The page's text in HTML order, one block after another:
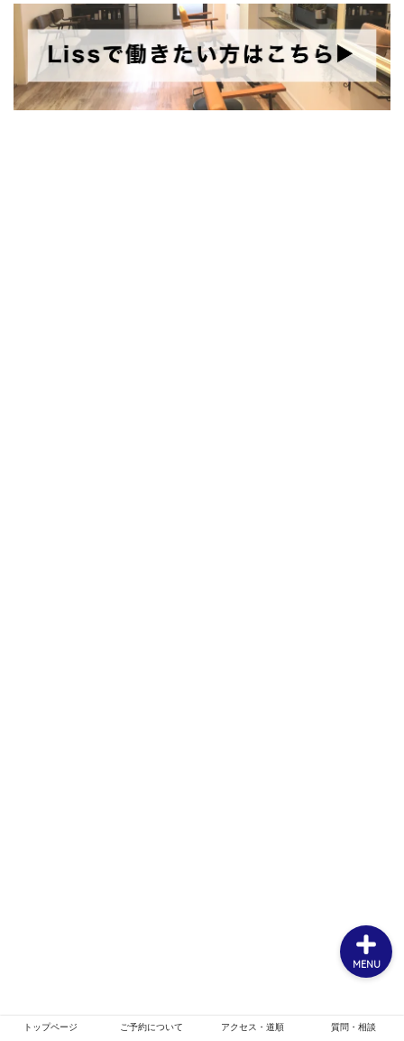
トップページ ご予約について アクセス・道順 質問・相談
MENU